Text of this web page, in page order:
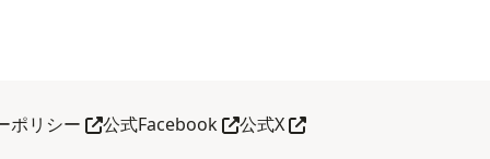
ポリシー 別タブで開く
公式Facebook別タブで開く
公式X別タブで開く